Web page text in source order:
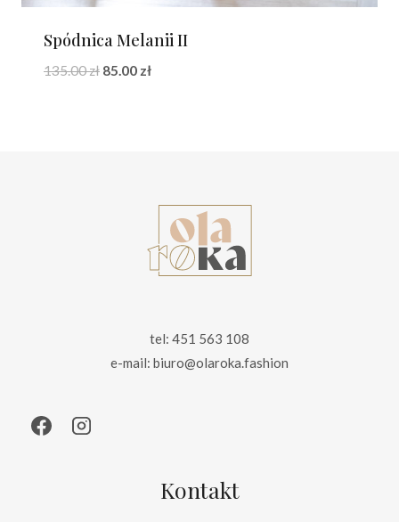
Spódnica Melanii II
135.00zł Pierwotna
85.00 złAktualna
tel: 451 563 108
e-mail: biuro@olaroka.fashion
Kontakt